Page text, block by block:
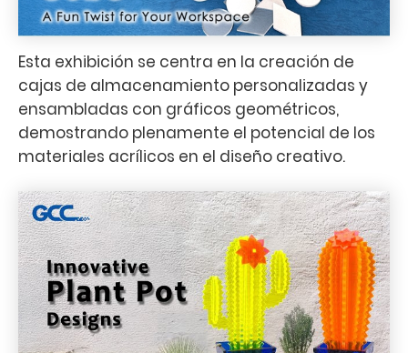
Esta exhibición se centra en la creación de
cajas de almacenamiento personalizadas y
ensambladas con gráficos geométricos,
demostrando plenamente el potencial de los
materiales acrílicos en el diseño creativo.